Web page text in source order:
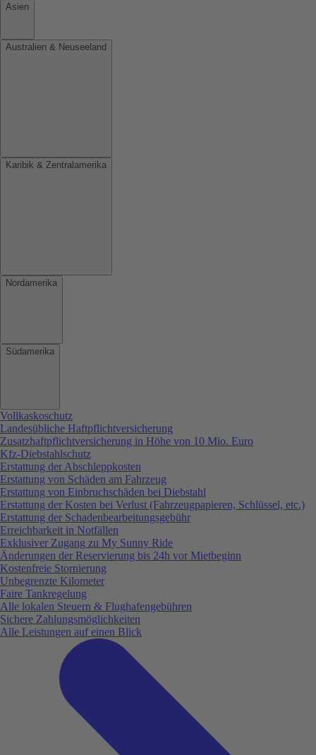
Asien
Australien & Neuseeland
Karibik & Zentralamerika
Nordamerika
Südamerika
Vollkaskoschutz
Landesübliche Haftpflichtversicherung
Zusatzhaftpflichtversicherung in Höhe von 10 Mio. Euro
Kfz-Diebstahlschutz
Erstattung der Abschleppkosten
Erstattung von Schäden am Fahrzeug
Erstattung von Einbruchschäden bei Diebstahl
Erstattung der Kosten bei Verlust (Fahrzeugpapieren, Schlüssel, etc.)
Erstattung der Schadenbearbeitungsgebühr
Erreichbarkeit in Notfällen
Exklusiver Zugang zu My Sunny Ride
Änderungen der Reservierung bis 24h vor Mietbeginn
Kostenfreie Stornierung
Unbegrenzte Kilometer
Faire Tankregelung
Alle lokalen Steuern & Flughafengebühren
Sichere Zahlungsmöglichkeiten
Alle Leistungen auf einen Blick